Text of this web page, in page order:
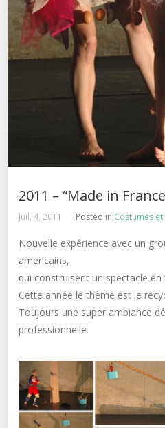
2011 – “Made in
Juil, 4, 2011 Posted in Costumes
Nouvelle expérience avec un
américains,
qui construisent un spectacle
Cette année le thème est le
Toujours une super ambiance
professionnelle.